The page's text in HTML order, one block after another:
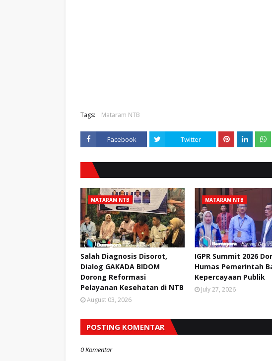
Tags: Mataram NTB
Facebook Twitter
MATARAM NTB
Salah Diagnosis Disorot,
Dialog GAKADA BIDOM
Dorong Reformasi
Pelayanan Kesehatan di NTB
August 03, 2026
MATARAM NTB
IGPR Summit 2026
Humas Pemerintah
Kepercayaan Publik
July 27, 2026
POSTING KOMENTAR
0 Komentar